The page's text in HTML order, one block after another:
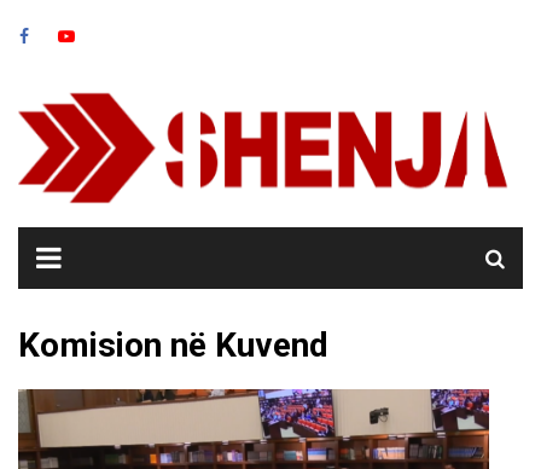
Komision në Kuvend